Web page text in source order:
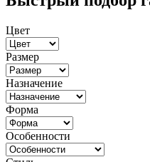
Цвет
Размер
Назначение
Форма
Особенности